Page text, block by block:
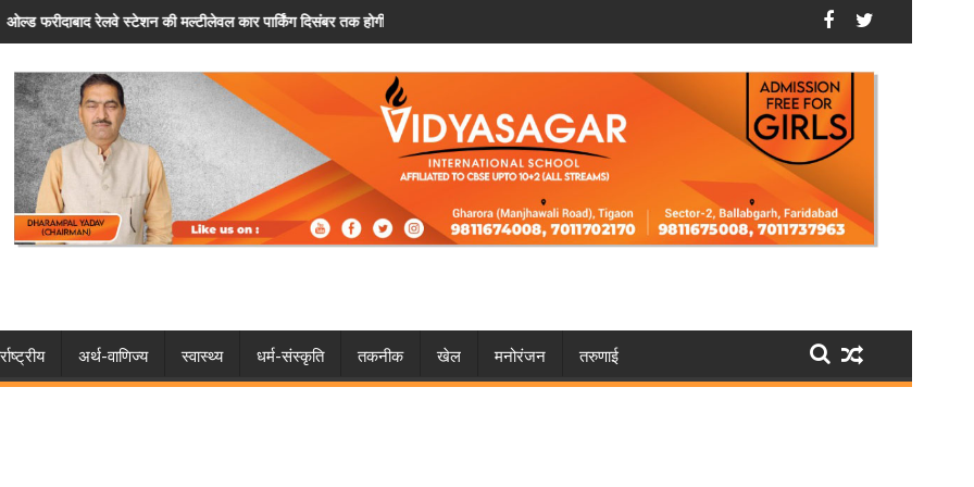
कार पार्किंग दिसंबर तक होगी शुरू फरीदाबाद: पैसों के विवाद ने लिया खतरनाक मोड़, चचेरे भाई के घर में लगा दी आग फरीदाबाद: भूपानी में मौसी की चाकू मारकर हत्या करने वाले को
अर्थ-वाणिज्य स्वास्थ्य धर्म-संस्कृति तकनीक खेल मनोरंजन तरुणाई